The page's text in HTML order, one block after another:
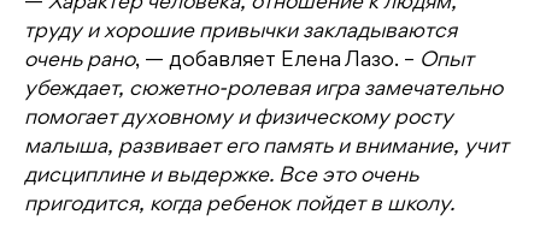
труду и хорошие привычки закладываются
очень рано, — добавляет Елена Лазо. – Опыт
убеждает, сюжетно-ролевая игра замечательно
помогает духовному и физическому росту
малыша, развивает его память и внимание, учит
дисциплине и выдержке. Все это очень
пригодится, когда ребенок пойдет в школу.